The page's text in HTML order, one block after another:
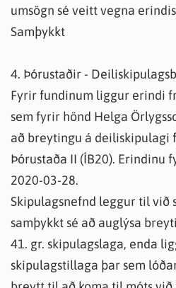
umsögn sé veitt vegna
Samþykkt
4. Þórustaðir -
Fyrir fundinum liggur erindi
sem fyrir hönd Helga
að breytingu á
Þórustaða II (ÍB20). Erindinu
2020-03-28.
Skipulagsnefnd leggur til við
samþykkt sé að auglýsa
41. gr. skipulagslaga, enda
skipulagstillaga þar sem